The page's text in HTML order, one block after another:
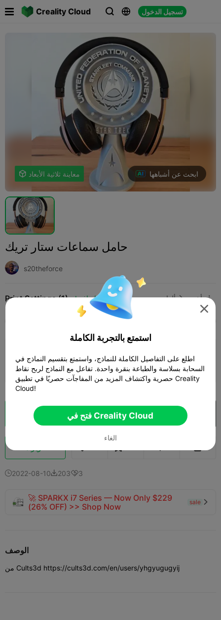
Creality Cloud   تسجيل الدخول

 معاينة ثلاثية الأبعاد ابحث عن أشباهها
حامل سماعات ستار تريك
s20theforce
Print Settings (1) إضافة ألعاب  أخرى 
 04h 26m  1 plates  161.35g
تقطيع سحابي فتح في Creality Cloud
2022-08-102033
🚀 SPARKX i7 Series — Now Only $229
(26% OFF) >> Shop Now
sale 
الوصف
من Cults3d https://cults3d.com/en/users/yhgyugugyij

استمتع بالتجربة الكاملة
اطلع على التفاصيل الكاملة للنماذج، واستمتع بتقسيم النماذج في
السحابة بسلاسة والطباعة بنقرة واحدة. تفاعل مع النماذج لربح نقاط
حصرية واكتشاف المزيد من المفاجآت حصريًا في تطبيق Creality
Cloud!
فتح في Creality Cloud
الغاء